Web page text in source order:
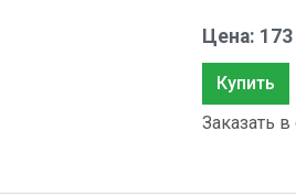
Цена: 173
Купить
Заказать